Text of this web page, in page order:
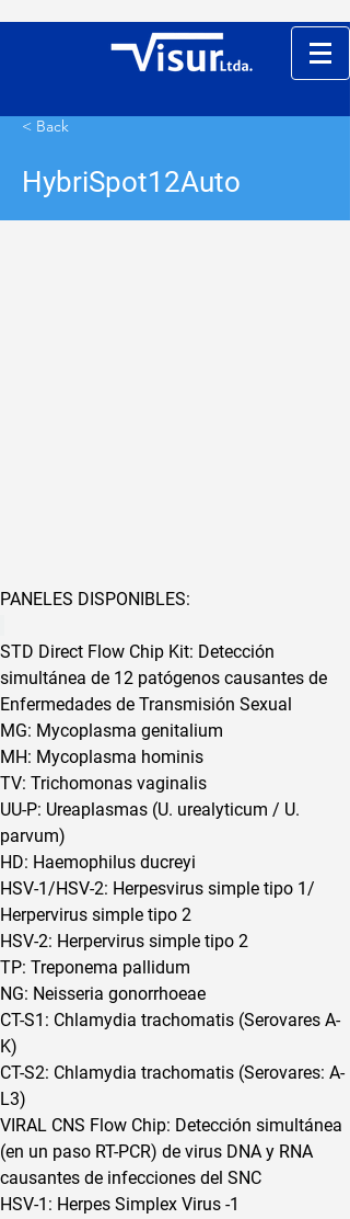
< Back
HybriSpot12Auto
PANELES DISPONIBLES:
STD Direct Flow Chip Kit: Detección
simultánea de 12 patógenos causantes de
Enfermedades de Transmisión Sexual
MG: Mycoplasma genitalium
MH: Mycoplasma hominis
TV: Trichomonas vaginalis
UU-P: Ureaplasmas (U. urealyticum / U.
parvum)
HD: Haemophilus ducreyi
HSV-1/HSV-2: Herpesvirus simple tipo 1/
Herpervirus simple tipo 2
HSV-2: Herpervirus simple tipo 2
TP: Treponema pallidum
NG: Neisseria gonorrhoeae
CT-S1: Chlamydia trachomatis (Serovares A-
K)
CT-S2: Chlamydia trachomatis (Serovares: A-
L3)
VIRAL CNS Flow Chip: Detección simultánea
(en un paso RT-PCR) de virus DNA y RNA
causantes de infecciones del SNC
HSV-1: Herpes Simplex Virus -1